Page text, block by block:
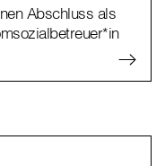
Abschluss als